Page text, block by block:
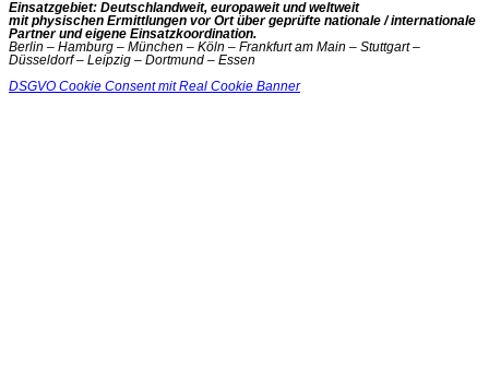
Einsatzgebiet: Deutschlandweit, europaweit und weltweit
mit physischen Ermittlungen vor Ort über geprüfte nationale / internationale
Partner und eigene Einsatzkoordination.
Berlin – Hamburg – München – Köln – Frankfurt am Main – Stuttgart –
Düsseldorf – Leipzig – Dortmund – Essen
DSGVO Cookie Consent mit Real Cookie Banner